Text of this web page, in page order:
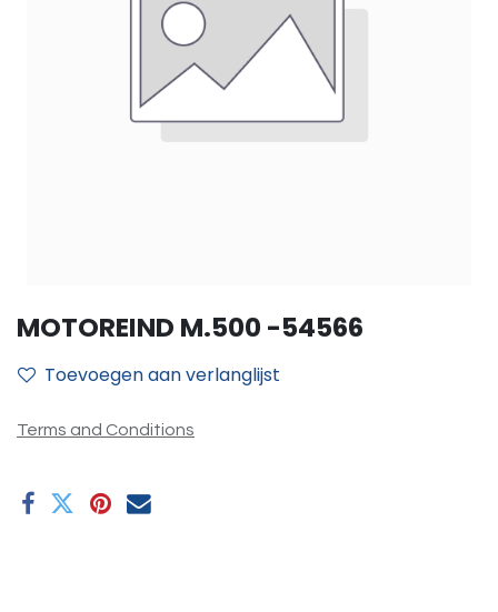
MOTOREIND M.500 -54566
Toevoegen aan verlanglijst
Terms and Conditions